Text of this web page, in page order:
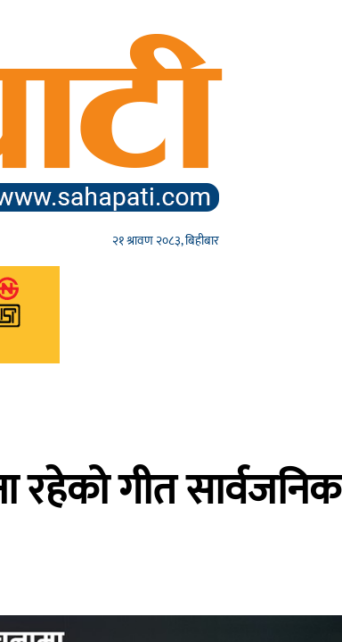
२१ श्रावण २०८३, बिहीबार
रहेको गीत सार्वजनिक